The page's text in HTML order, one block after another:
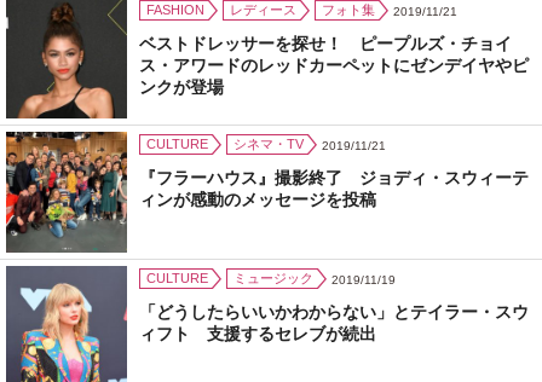
FASHION レディース フォト集 2019/11/21
ベストドレッサーを探せ！ ピープルズ・チョイ
ス・アワードのレッドカーペットにゼンデイヤやピ
ンクが登場
CULTURE シネマ・TV 2019/11/21
『フラーハウス』撮影終了 ジョディ・スウィーテ
ィンが感動のメッセージを投稿
CULTURE ミュージック 2019/11/19
「どうしたらいいかわからない」とテイラー・スウ
ィフト 支援するセレブが続出